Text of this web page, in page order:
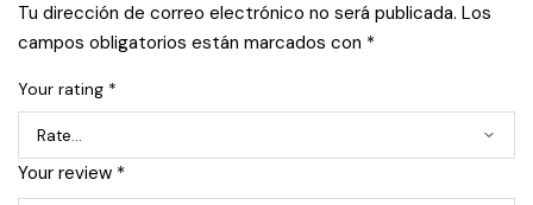
Tu dirección de correo electrónico no será publicada. Los
campos obligatorios están marcados con *
Your rating *
Your review *